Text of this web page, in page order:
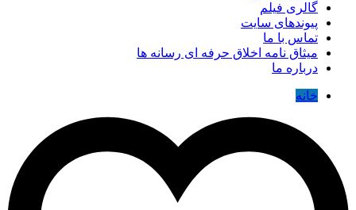
گالری فیلم
پیوندهای سایت
تماس با ما
میثاق نامه اخلاق حرفه ای رسانه ها
درباره ما
خانه